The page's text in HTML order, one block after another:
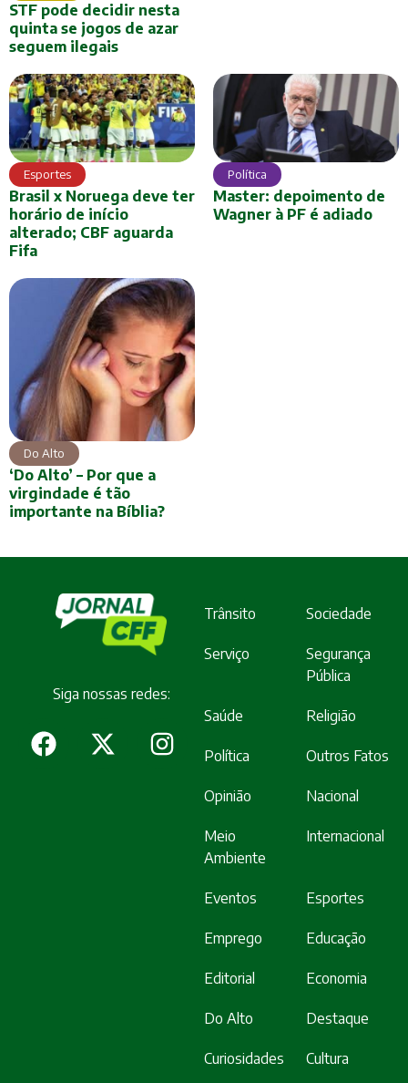
STF pode decidir nesta
quinta se jogos de azar
seguem ilegais
Esportes
Brasil x Noruega deve ter
horário de início
alterado; CBF aguarda
Fifa
Política
Master: depoimento de
Wagner à PF é adiado
Do Alto
‘Do Alto’ – Por que a
virgindade é tão
importante na Bíblia?
Siga nossas redes:
Trânsito Sociedade
Serviço
Segurança
Pública
Saúde Religião
Política Outros Fatos
Opinião Nacional
Meio
Ambiente
Internacional
Eventos Esportes
Emprego Educação
Editorial Economia
Do Alto Destaque
Curiosidades Cultura